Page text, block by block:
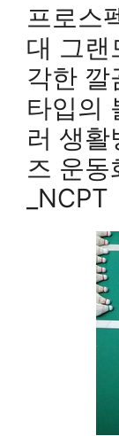
프로스
대 그랜
각한 깔
타입의
러 생활
즈 운동
_NCPT